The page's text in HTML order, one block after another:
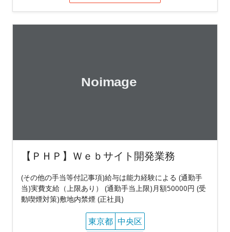
【ＰＨＰ】Ｗｅｂサイト開発業務
(その他の手当等付記事項)給与は能力経験による (通勤手
当)実費支給（上限あり） (通勤手当上限)月額50000円 (受
動喫煙対策)敷地内禁煙 (正社員)
東京都 中央区